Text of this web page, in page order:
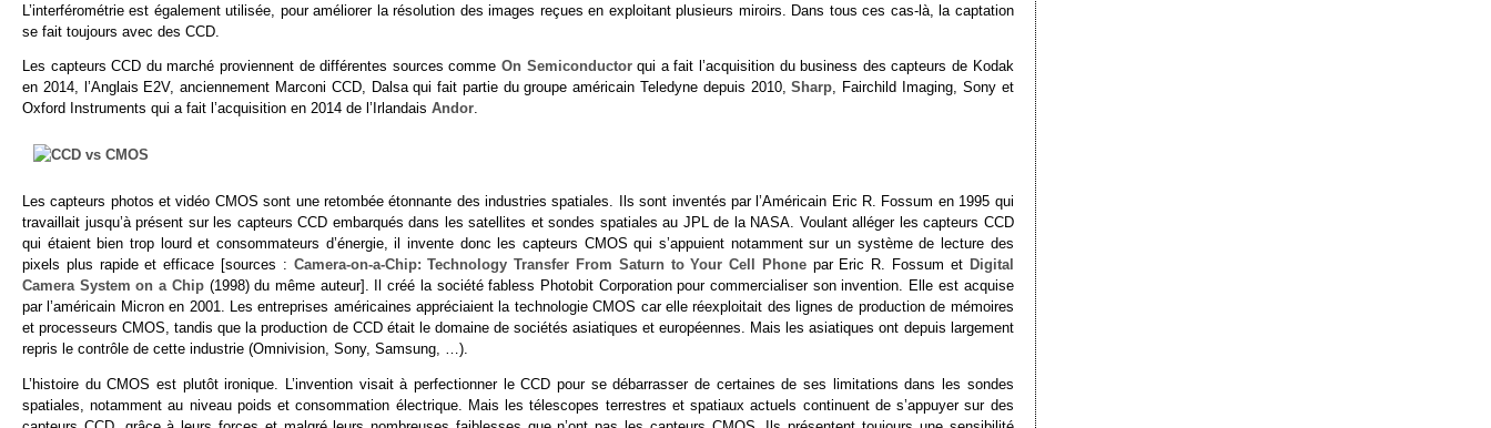
L’interférométrie est également utilisée, pour améliorer la résolution des images reçues en exploitant plusieurs miroirs. Dans tous ces cas-là, la captation
se fait toujours avec des CCD.
Les capteurs CCD du marché proviennent de différentes sources commeOn Semiconductorqui a fait l’acquisition du business des capteurs de Kodak
en 2014, l’Anglais E2V, anciennement Marconi CCD, Dalsa qui fait partie du groupe américain Teledyne depuis 2010,Sharp, Fairchild Imaging, Sony et
Oxford Instruments qui a fait l’acquisition en 2014 de l’Irlandais Andor.
Les capteurs photos et vidéo CMOS sont une retombée étonnante des industries spatiales. Ils sont inventés par l’Américain Eric R. Fossum en 1995 qui
travaillait jusqu’à présent sur les capteurs CCD embarqués dans les satellites et sondes spatiales au JPL de la NASA. Voulant alléger les capteurs CCD
qui étaient bien trop lourd et consommateurs d’énergie, il invente donc les capteurs CMOS qui s’appuient notamment sur un système de lecture des
pixels plus rapide et efficace [sources : Camera-on-a-Chip: Technology Transfer From Saturn to Your Cell Phonepar Eric R. Fossum et Digital
Camera System on a Chip(1998) du même auteur]. Il créé la société fabless Photobit Corporation pour commercialiser son invention. Elle est acquise
par l’américain Micron en 2001. Les entreprises américaines appréciaient la technologie CMOS car elle réexploitait des lignes de production de mémoires
et processeurs CMOS, tandis que la production de CCD était le domaine de sociétés asiatiques et européennes. Mais les asiatiques ont depuis largement
repris le contrôle de cette industrie (Omnivision, Sony, Samsung, …).
L’histoire du CMOS est plutôt ironique. L’invention visait à perfectionner le CCD pour se débarrasser de certaines de ses limitations dans les sondes
spatiales, notamment au niveau poids et consommation électrique. Mais les télescopes terrestres et spatiaux actuels continuent de s’appuyer sur des